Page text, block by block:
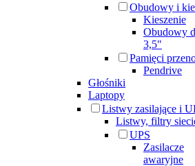
Obudowy i
Kieszenie
Obudowy
3,5"
Pamięci
Pendrive
Głośniki
Laptopy
Listwy zasilające i
Listwy, filtry
UPS
Zasilacze
awaryjne